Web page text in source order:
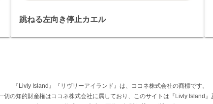
跳ねる左向き停止カエル
『Livly Island』『リヴリーアイランド』は、ココネ株式会社の商標です。
切の知的財産権はココネ株式会社に属しており、このサイトは『Livly Island』